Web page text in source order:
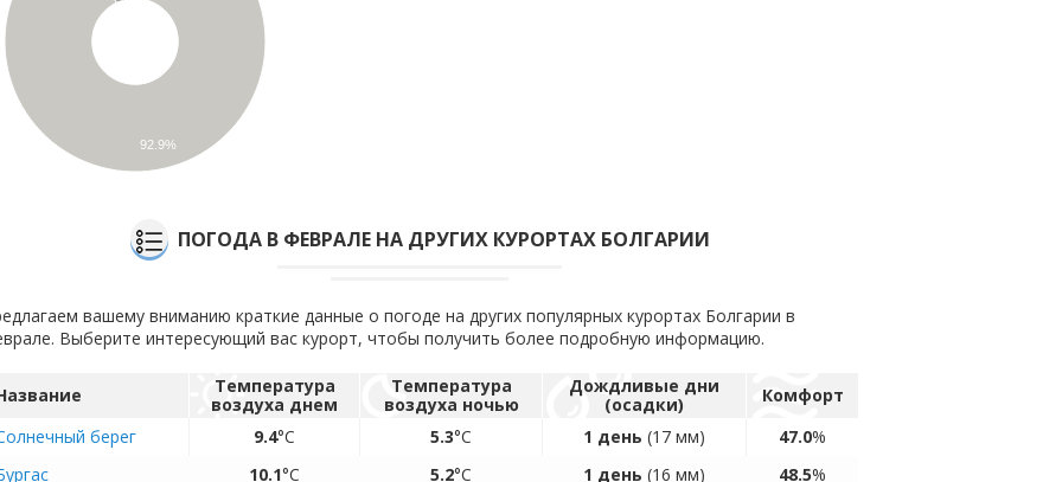
92.9%
ПОГОДА В ФЕВРАЛЕ НА ДРУГИХ КУРОРТАХ БОЛГАРИИ
вашему вниманию краткие данные о погоде на других популярных курортах Болгарии в
Выберите интересующий вас курорт, чтобы получить более подробную информацию.
Температура
воздуха днем
Температура
воздуха ночью
Дождливые дни
(осадки)
Комфорт
берег
9.4°C 5.3°C 1 день (17 мм) 47.0%
10.1°C 5.2°C 1 день (16 мм) 48.5%